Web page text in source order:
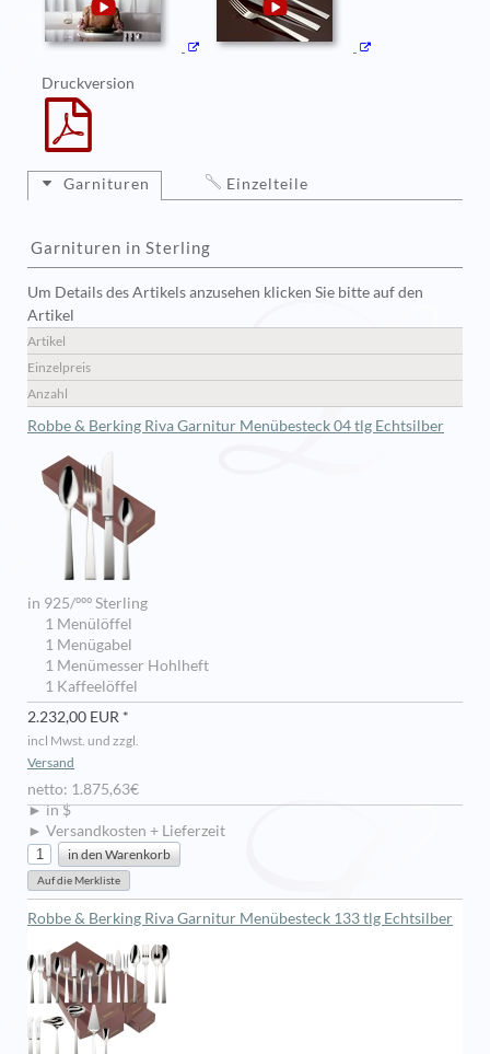
Druckversion
Garnituren
Garnituren in Sterling
Um Details des Artikels anzusehen klicken Sie bitte auf den
Artikel
Artikel
Einzelpreis
Anzahl
Robbe & Berking Riva Garnitur Menübesteck 04 tlg Echtsilber
in 925/ººº Sterling
1 Menülöffel
1 Menügabel
1 Menümesser Hohlheft
1 Kaffeelöffel
2.232,00 EUR *
incl Mwst. und zzgl.
Versand
netto: 1.875,63€
► in $
► Versandkosten + Lieferzeit
Robbe & Berking Riva Garnitur Menübesteck 133 tlg Echtsilber
Einzelteile